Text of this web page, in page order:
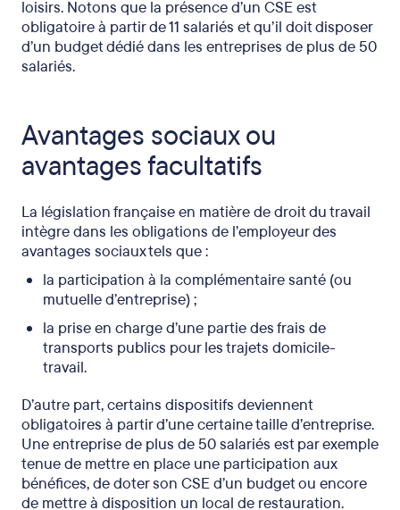
loisirs. Notons que la présence d’un CSE est
obligatoire à partir de 11 salariés et qu’il doit disposer
d’un budget dédié dans les entreprises de plus de 50
salariés.
Avantages sociaux ou
avantages facultatifs
La législation française en matière de droit du travail
intègre dans les obligations de l’employeur des
avantages sociaux tels que :
la participation à la complémentaire santé (ou
mutuelle d’entreprise) ;
la prise en charge d’une partie des frais de
transports publics pour les trajets domicile-
travail.
D’autre part, certains dispositifs deviennent
obligatoires à partir d’une certaine taille d’entreprise.
Une entreprise de plus de 50 salariés est par exemple
tenue de mettre en place une participation aux
bénéfices, de doter son CSE d’un budget ou encore
de mettre à disposition un local de restauration.